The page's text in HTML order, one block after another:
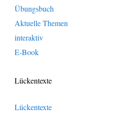
Übungsbuch
Aktuelle Themen
interaktiv
E-Book
Lückentexte
Lückentexte